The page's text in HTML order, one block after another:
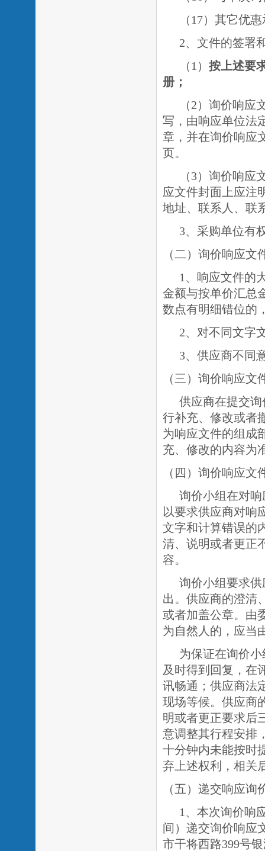
（ 1 7）其它优
2、文件的签署
（ 1） 按上述要
册；
（2）询价响应
写，由响应单位法
章，并在询价响应
页。
（3）询价响应
应文件封面上应注
地址、联系人、联
3、采购单位有
（二）询价响应文
1、响应文件的
金额与按单价汇总
数点有明细错位的
2、对不同文字
3、供应商不同
（三）询价响应文
供应商在提交
行补充、修改或者
为响应文件的组成
充、修改的内容为
（四）询价响应文
询价小组在对
以要求供应商对响
文字和计算错误的
清、说明或者更正
容。
询价小组要求
出。供应商的澄清
或者加盖公章。由
为自然人的，应当
为保证在询价
及时得到回复，在
讯畅通；供应商法
现场等候。供应商
明或者更正要求后
意调整其行程安排
十分钟内未能按时
弃上述权利，相关
（五）递交响应
1、本次询价响
间）递交询价响应
市干将西路399号